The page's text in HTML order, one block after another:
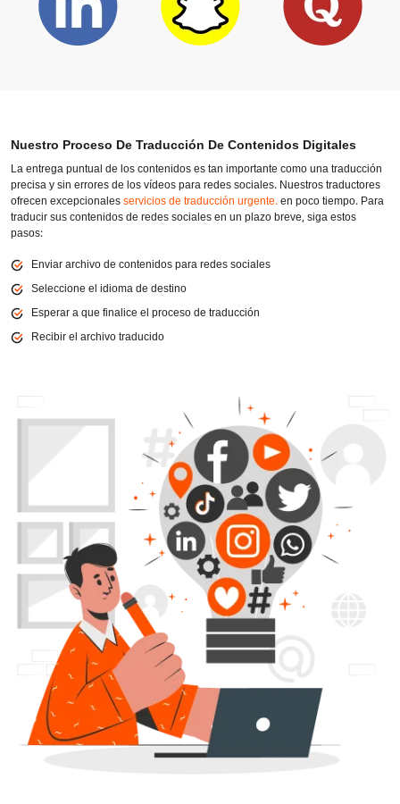
Nuestro Proceso De Traducción De Contenidos Digitales
La entrega puntual de los contenidos es tan importante como una traducción
precisa y sin errores de los vídeos para redes sociales. Nuestros traductores
ofrecen excepcionalesservicios de traducción urgente.en poco tiempo. Para
traducir sus contenidos de redes sociales en un plazo breve, siga estos
pasos:
Enviar archivo de contenidos para redes sociales
Seleccione el idioma de destino
Esperar a que finalice el proceso de traducción
Recibir el archivo traducido